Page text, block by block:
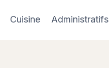
Cuisine Administratifs